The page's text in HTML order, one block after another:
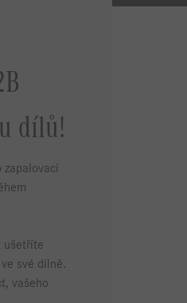
dílů!
zapalovací
ušetříte
své dílně.
vašeho